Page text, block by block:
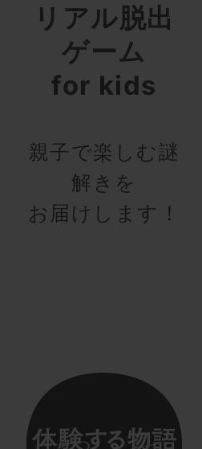
リアル脱出
ゲーム
for kids
親子で楽しむ謎
解きを
お届けします！